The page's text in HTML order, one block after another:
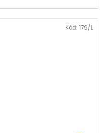
Kód: 179/L